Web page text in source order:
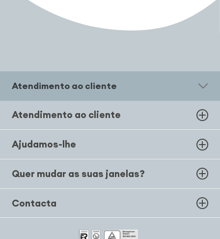
Atendimento ao cliente
Atendimento ao cliente
Ajudamos-lhe
Quer mudar as suas janelas?
Contacta